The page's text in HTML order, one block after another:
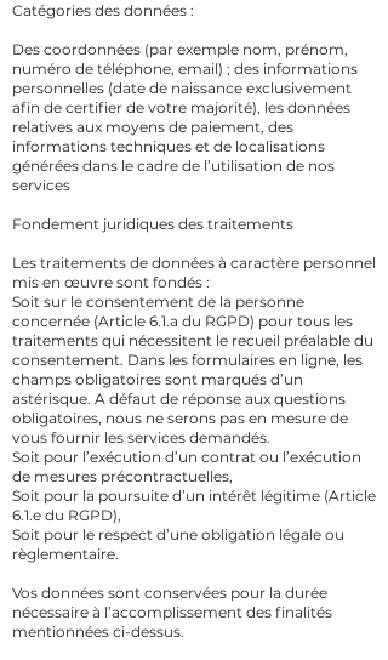
Catégories des données :
Des coordonnées (par exemple nom, prénom,
numéro de téléphone, email) ; des informations
personnelles (date de naissance exclusivement
afin de certifier de votre majorité), les données
relatives aux moyens de paiement, des
informations techniques et de localisations
générées dans le cadre de l’utilisation de nos
services
Fondement juridiques des traitements
Les traitements de données à caractère personnel
mis en œuvre sont fondés :
Soit sur le consentement de la personne
concernée (Article 6.1.a du RGPD) pour tous les
traitements qui nécessitent le recueil préalable du
consentement. Dans les formulaires en ligne, les
champs obligatoires sont marqués d’un
astérisque. A défaut de réponse aux questions
obligatoires, nous ne serons pas en mesure de
vous fournir les services demandés.
Soit pour l’exécution d’un contrat ou l’exécution
de mesures précontractuelles,
Soit pour la poursuite d’un intérêt légitime (Article
6.1.e du RGPD),
Soit pour le respect d’une obligation légale ou
règlementaire.
Vos données sont conservées pour la durée
nécessaire à l’accomplissement des finalités
mentionnées ci-dessus.